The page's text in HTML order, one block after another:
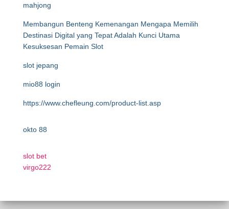
mahjong
Membangun Benteng Kemenangan Mengapa Memilih
Destinasi Digital yang Tepat Adalah Kunci Utama
Kesuksesan Pemain Slot
slot jepang
mio88 login
https://www.chefleung.com/product-list.asp
okto 88
slot bet
virgo222